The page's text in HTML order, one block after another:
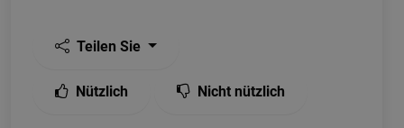
Teilen Sie
Nützlich Nicht nützlich